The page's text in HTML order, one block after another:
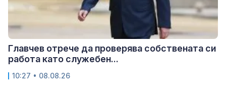
Главчев отрече да проверява собствената си
работа като служебен...
10:27 • 08.08.26